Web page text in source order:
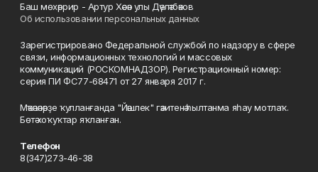
Баш мөхәррир - Артур Хәсән улы Дәүләтбәков
Об использовании персональных данных
Зарегистрировано Федеральной службой по надзору в сфере
связи, информационных технологий и массовых
коммуникаций (РОСКОМНАДЗОР). Регистрационный номер:
серия ПИ ФС77-68471 от 27 января 2017 г.
Мәҡәләләрҙе ҡулланғанда "Йәшлек" гәзитенә һылтанма яһау мотлаҡ.
Бөтә хоҡуҡтар яҡланған.
Телефон
8(347)273-46-38